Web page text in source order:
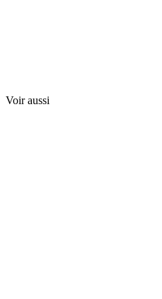
Voir aussi